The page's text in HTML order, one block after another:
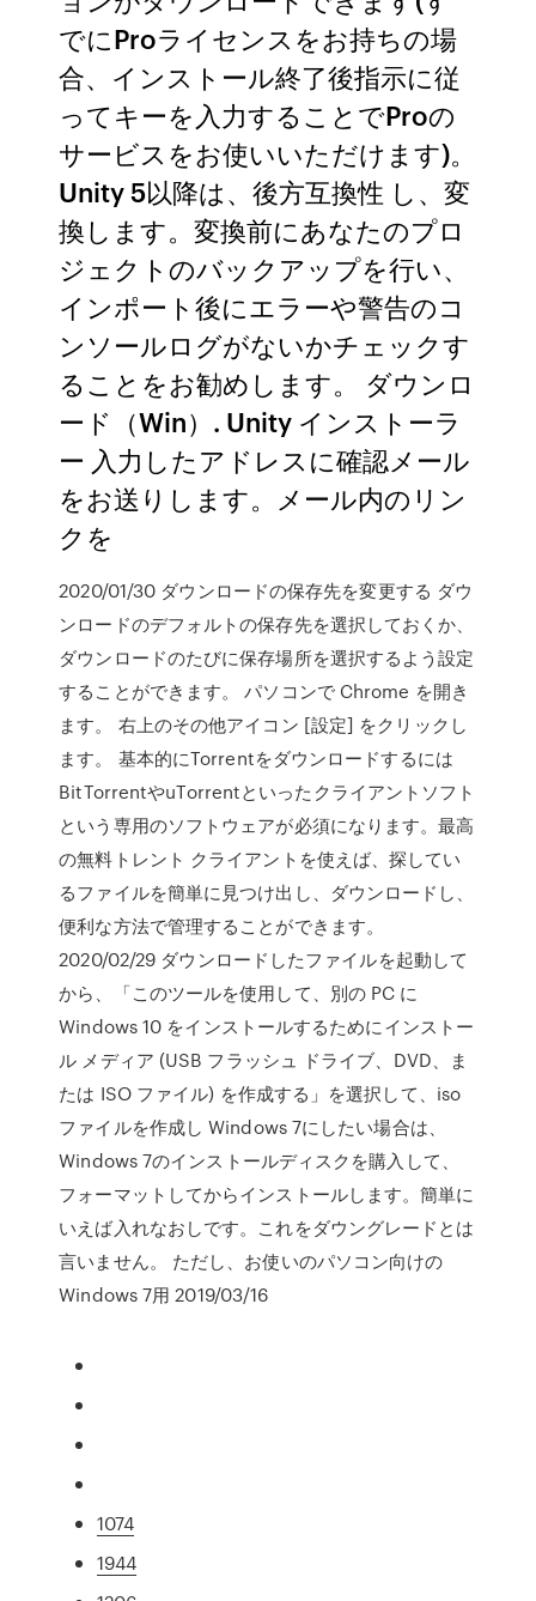
でにProライセンスをお持ちの場
合、インストール終了後指示に従
ってキーを入力することでProの
サービスをお使いいただけます)。
Unity 5以降は、後方互換性 し、変
換します。変換前にあなたのプロ
ジェクトのバックアップを行い、
インポート後にエラーや警告のコ
ンソールログがないかチェックす
ることをお勧めします。 ダウンロ
ード（Win）. Unity インストーラ
ー 入力したアドレスに確認メール
をお送りします。メール内のリン
クを
2020/01/30 ダウンロードの保存先を変更する ダウ
ンロードのデフォルトの保存先を選択しておくか、
ダウンロードのたびに保存場所を選択するよう設定
することができます。 パソコンで Chrome を開き
ます。 右上のその他アイコン [設定] をクリックし
ます。 基本的にTorrentをダウンロードするには
BitTorrentやuTorrentといったクライアントソフト
という専用のソフトウェアが必須になります。最高
の無料トレント クライアントを使えば、探してい
るファイルを簡単に見つけ出し、ダウンロードし、
便利な方法で管理することができます。
2020/02/29 ダウンロードしたファイルを起動して
から、「このツールを使用して、別の PC に
Windows 10 をインストールするためにインストー
ル メディア (USB フラッシュ ドライブ、DVD、ま
たは ISO ファイル) を作成する」を選択して、iso
ファイルを作成し Windows 7にしたい場合は、
Windows 7のインストールディスクを購入して、
フォーマットしてからインストールします。簡単に
いえば入れなおしです。これをダウングレードとは
言いません。 ただし、お使いのパソコン向けの
Windows 7用 2019/03/16
1074
1944